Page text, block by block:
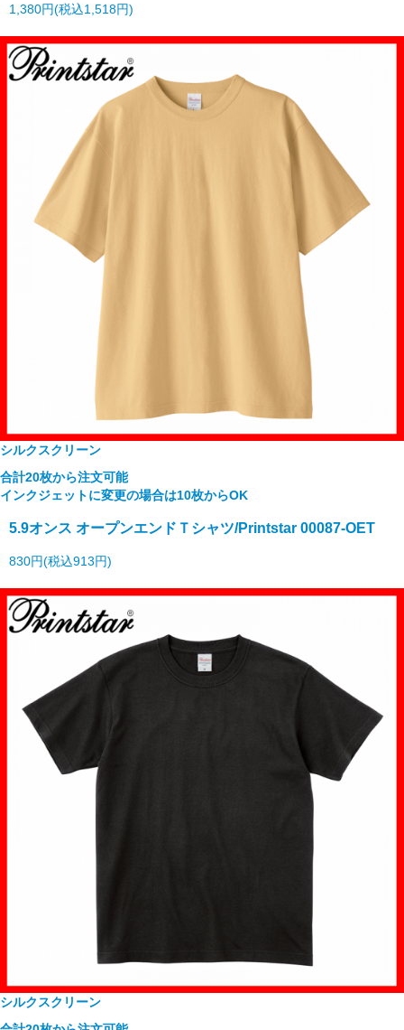
1,380円(税込1,518円)
シルクスクリーン
合計20枚から注文可能
インクジェットに変更の場合は10枚からOK
5.9オンス オープンエンドＴシャツ/Printstar 00087-OET
830円(税込913円)
シルクスクリーン